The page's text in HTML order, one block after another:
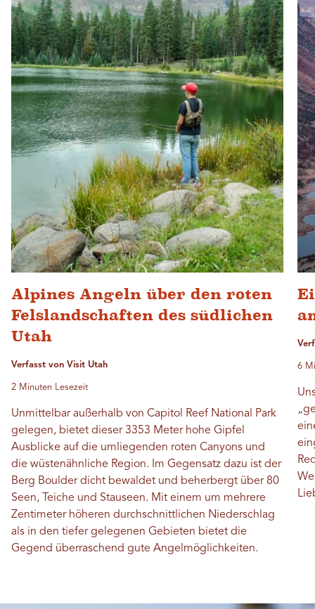
Alpines Angeln über den roten
Felslandschaften des südlichen
Utah
Verfasst von Visit Utah
2 Minuten Lesezeit
Unmittelbar außerhalb von Capitol Reef National Park
gelegen, bietet dieser 3353 Meter hohe Gipfel
Ausblicke auf die umliegenden roten Canyons und
die wüstenähnliche Region. Im Gegensatz dazu ist der
Berg Boulder dicht bewaldet und beherbergt über 80
Seen, Teiche und Stauseen. Mit einem um mehrere
Zentimeter höheren durchschnittlichen Niederschlag
als in den tiefer gelegenen Gebieten bietet die
Gegend überraschend gute Angelmöglichkeiten.
6